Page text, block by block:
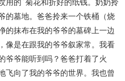
的墓地。爸爸拎来一个铁桶（烧
的抹布在我的爷爷的墓碑上一边
像是在跟我的爷爷叙家常。我看
爷爷能听到吗？爸爸打着了火
飞向了我的爷爷的世界。我也曾